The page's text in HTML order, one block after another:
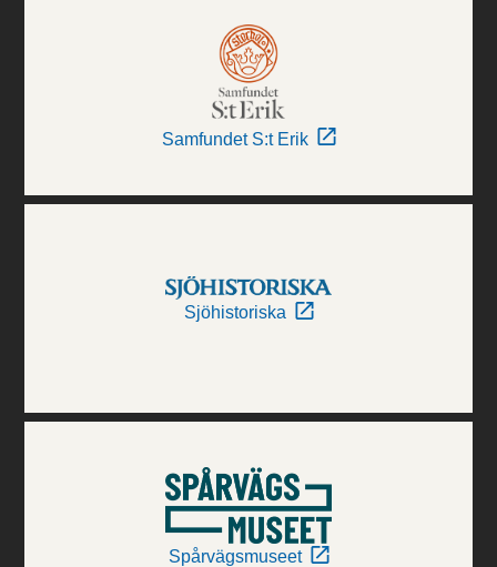
Samfundet S:t Erik
Sjöhistoriska
Spårvägsmuseet